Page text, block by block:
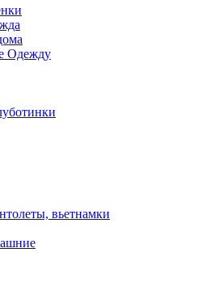
Одежду
вьетнамки